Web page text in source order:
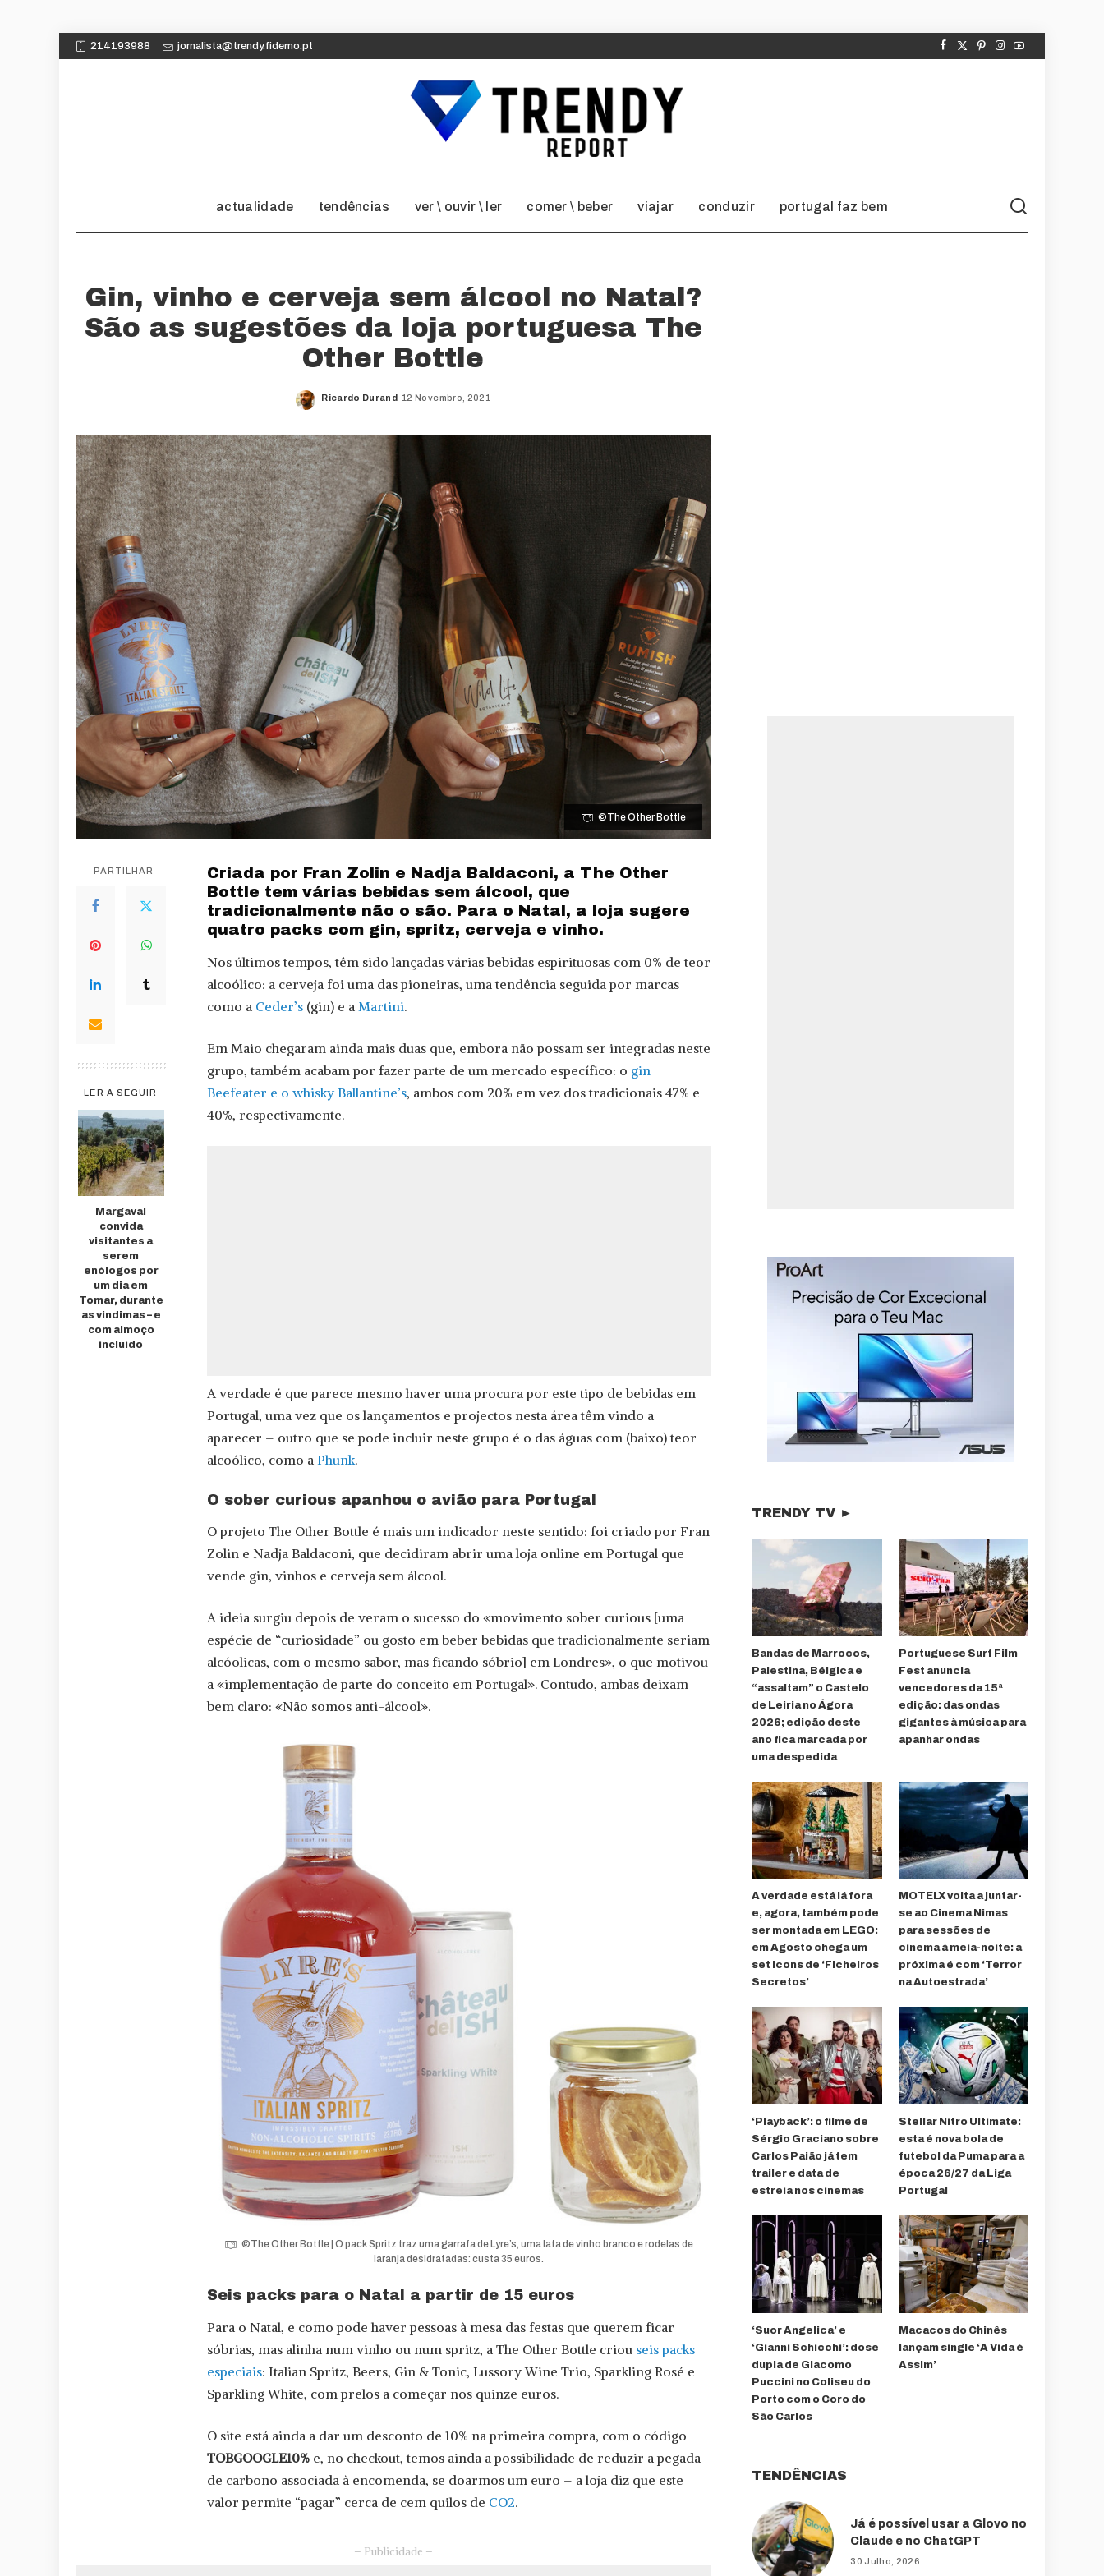
214193988 jornalista@trendy.fidemo.pt
actualidade tendências ver \ ouvir \ ler comer \ beber viajar conduzir portugal faz bem
Gin, vinho e cerveja sem álcool no Natal?
São as sugestões da loja portuguesa The
Other Bottle
Posted
Ricardo Durand 12 Novembro, 2021
©The Other Bottle
PARTILHAR
LER A SEGUIR
Margaval
convida
visitantes a
serem
enólogos por
um dia em
Tomar, durante
as vindimas – e
com almoço
incluído
Criada por Fran Zolin e Nadja Baldaconi, a The Other
Bottle tem várias bebidas sem álcool, que
tradicionalmente não o são. Para o Natal, a loja sugere
quatro packs com gin, spritz, cerveja e vinho.
Nos últimos tempos, têm sido lançadas várias bebidas espirituosas com 0% de teor
alcoólico: a cerveja foi uma das pioneiras, uma tendência seguida por marcas
como a Ceder’s (gin) e a Martini.
Em Maio chegaram ainda mais duas que, embora não possam ser integradas neste
grupo, também acabam por fazer parte de um mercado específico: o gin
Beefeater e o whisky Ballantine’s, ambos com 20% em vez dos tradicionais 47% e
40%, respectivamente.
A verdade é que parece mesmo haver uma procura por este tipo de bebidas em
Portugal, uma vez que os lançamentos e projectos nesta área têm vindo a
aparecer – outro que se pode incluir neste grupo é o das águas com (baixo) teor
alcoólico, como a Phunk.
O sober curious apanhou o avião para Portugal
O projeto The Other Bottle é mais um indicador neste sentido: foi criado por Fran
Zolin e Nadja Baldaconi, que decidiram abrir uma loja online em Portugal que
vende gin, vinhos e cerveja sem álcool.
A ideia surgiu depois de veram o sucesso do «movimento sober curious [uma
espécie de “curiosidade” ou gosto em beber bebidas que tradicionalmente seriam
alcóolicas, com o mesmo sabor, mas ficando sóbrio] em Londres», o que motivou
a «implementação de parte do conceito em Portugal». Contudo, ambas deixam
bem claro: «Não somos anti-álcool».
©The Other Bottle | O pack Spritz traz uma garrafa de Lyre’s, uma lata de vinho branco e rodelas de
laranja desidratadas: custa 35 euros.
Seis packs para o Natal a partir de 15 euros
Para o Natal, e como pode haver pessoas à mesa das festas que querem ficar
sóbrias, mas alinha num vinho ou num spritz, a The Other Bottle criou seis packs
especiais: Italian Spritz, Beers, Gin & Tonic, Lussory Wine Trio, Sparkling Rosé e
Sparkling White, com prelos a começar nos quinze euros.
O site está ainda a dar um desconto de 10% na primeira compra, com o código
TOBGOOGLE10% e, no checkout, temos ainda a possibilidade de reduzir a pegada
de carbono associada à encomenda, se doarmos um euro – a loja diz que este
valor permite “pagar” cerca de cem quilos de CO2.
– Publicidade –
TRENDY TV ►
Bandas de Marrocos,
Palestina, Bélgica e
“assaltam” o Castelo
de Leiria no Ágora
2026; edição deste
ano fica marcada por
uma despedida
Portuguese Surf Film
Fest anuncia
vencedores da 15ª
edição: das ondas
gigantes à música para
apanhar ondas
A verdade está lá fora
e, agora, também pode
ser montada em LEGO:
em Agosto chega um
set Icons de ‘Ficheiros
Secretos’
MOTELX volta a juntar-
se ao Cinema Nimas
para sessões de
cinema à meia-noite: a
próxima é com ‘Terror
na Autoestrada’
‘Playback’: o filme de
Sérgio Graciano sobre
Carlos Paião já tem
trailer e data de
estreia nos cinemas
Stellar Nitro Ultimate:
esta é nova bola de
futebol da Puma para a
época 26/27 da Liga
Portugal
‘Suor Angelica’ e
‘Gianni Schicchi’: dose
dupla de Giacomo
Puccini no Coliseu do
Porto com o Coro do
São Carlos
Macacos do Chinês
lançam single ‘A Vida é
Assim’
TENDÊNCIAS
Já é possível usar a Glovo no
Claude e no ChatGPT
30 Julho, 2026